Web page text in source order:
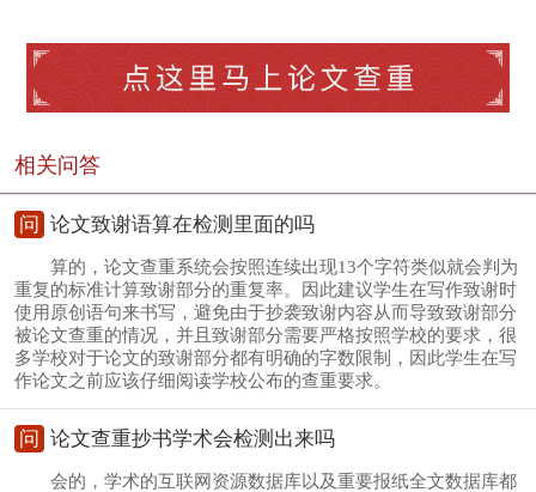
相关问答
问 论文致谢语算在检测里面的吗
算的，论文查重系统会按照连续出现13个字符类似就会判为
重复的标准计算致谢部分的重复率。因此建议学生在写作致谢时
使用原创语句来书写，避免由于抄袭致谢内容从而导致致谢部分
被论文查重的情况，并且致谢部分需要严格按照学校的要求，很
多学校对于论文的致谢部分都有明确的字数限制，因此学生在写
作论文之前应该仔细阅读学校公布的查重要求。
问 论文查重抄书学术会检测出来吗
会的，学术的互联网资源数据库以及重要报纸全文数据库都